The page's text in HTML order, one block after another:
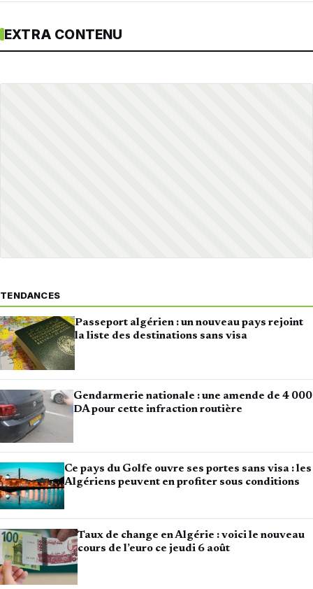
EXTRA CONTENU
TENDANCES
Passeport algérien : un nouveau pays rejoint
la liste des destinations sans visa
Gendarmerie nationale : une amende de 4 000
DA pour cette infraction routière
Ce pays du Golfe ouvre ses portes sans visa : les
Algériens peuvent en profiter sous conditions
Taux de change en Algérie : voici le nouveau
cours de l’euro ce jeudi 6 août